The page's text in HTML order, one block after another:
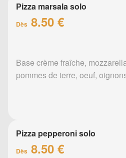
Pizza marsala solo
Dès 8.50 €
Base crème fraîche,
pommes de terre, oeuf,
Pizza pepperoni solo
Dès 8.50 €